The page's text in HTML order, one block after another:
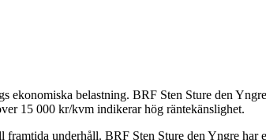
ekonomiska belastning. BRF Sten Sture den Yngre
15 000 kr/kvm indikerar hög räntekänslighet.
framtida underhåll. BRF Sten Sture den Yngre har